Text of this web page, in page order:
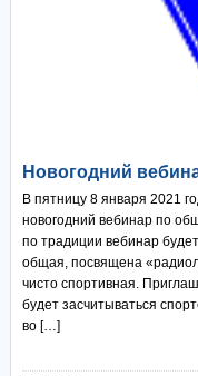
Новогодний
В пятницу 8 января 2021
новогодний вебинар по
по традиции вебинар
общая, посвящена
чисто спортивная.
будет засчитываться
во […]